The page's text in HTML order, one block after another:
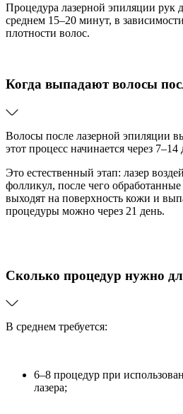
Процедура лазерной эпиляции рук
среднем 15–20 минут, в
плотности волос.
Когда выпадают волосы
Волосы после лазерной эпиляции
этот процесс начинается через
Это естественный этап: лазер
фолликул, после чего
выходят на поверхность кожи и
процедуры можно через 21 день.
Сколько процедур нужно
В среднем требуется:
6–8 процедур при
лазера;